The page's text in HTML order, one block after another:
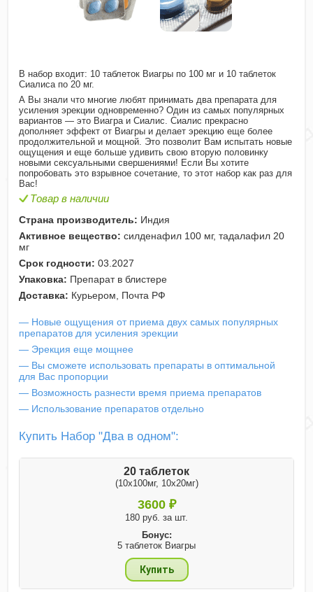
В набор входит: 10 таблеток Виагры по 100 мг и 10 таблеток
Сиалиса по 20 мг.
А Вы знали что многие любят принимать два препарата для
усиления эрекции одновременно? Один из самых популярных
вариантов — это Виагра и Сиалис. Сиалис прекрасно
дополняет эффект от Виагры и делает эрекцию еще более
продолжительной и мощной. Это позволит Вам испытать новые
ощущения и еще больше удивить свою вторую половинку
новыми сексуальными свершениями! Если Вы хотите
попробовать это взрывное сочетание, то этот набор как раз для
Вас!
Товар в наличии
Страна производитель: Индия
Активное вещество: силденафил 100 мг, тадалафил 20
мг
Срок годности: 03.2027
Упаковка: Препарат в блистере
Доставка: Курьером, Почта РФ
— Новые ощущения от приема двух самых популярных
препаратов для усиления эрекции
— Эрекция еще мощнее
— Вы сможете использовать препараты в оптимальной
для Вас пропорции
— Возможность разнести время приема препаратов
— Использование препаратов отдельно
Купить Набор "Два в одном":
20 таблеток
(10x100мг, 10x20мг)
3600 ₽
180 руб. за шт.
Бонус:
5 таблеток Виагры
Купить